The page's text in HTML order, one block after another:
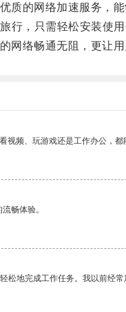
的网络加速服务，能
，只需轻松安装使用
络畅通无阻，更让用
频、玩游戏还是工作办公，都
畅体验。
松地完成工作任务。我以前经